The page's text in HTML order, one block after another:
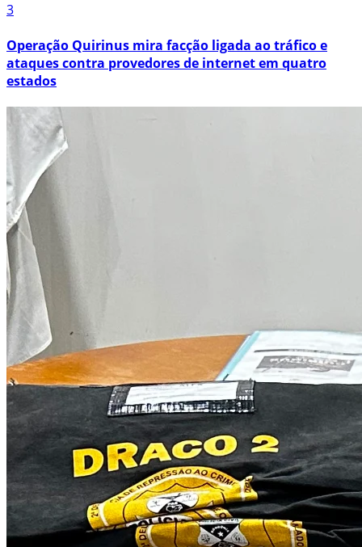
3
Operação Quirinus mira facção ligada ao tráfico e
ataques contra provedores de internet em quatro
estados